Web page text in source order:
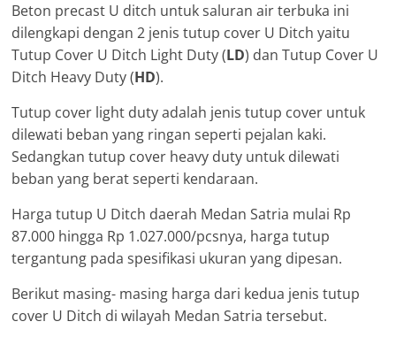
Beton precast U ditch untuk saluran air terbuka ini
dilengkapi dengan 2 jenis tutup cover U Ditch yaitu
Tutup Cover U Ditch Light Duty (LD) dan Tutup Cover U
Ditch Heavy Duty (HD).
Tutup cover light duty adalah jenis tutup cover untuk
dilewati beban yang ringan seperti pejalan kaki.
Sedangkan tutup cover heavy duty untuk dilewati
beban yang berat seperti kendaraan.
Harga tutup U Ditch daerah Medan Satria mulai Rp
87.000 hingga Rp 1.027.000/pcsnya, harga tutup
tergantung pada spesifikasi ukuran yang dipesan.
Berikut masing- masing harga dari kedua jenis tutup
cover U Ditch di wilayah Medan Satria tersebut.